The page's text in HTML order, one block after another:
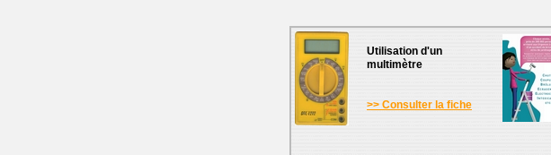
Utilisation d'un
multimètre
>> Consulter la fiche